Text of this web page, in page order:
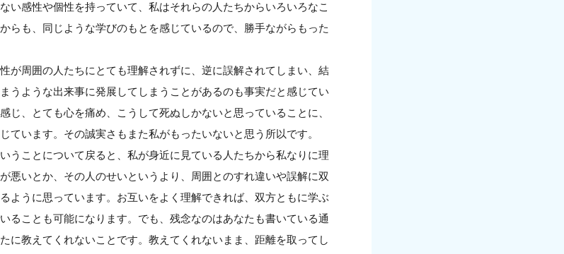
い感性や個性を持っていて、私はそれらの人たちからいろいろなこ
らも、同じような学びのもとを感じているので、勝手ながらもった
が周囲の人たちにとても理解されずに、逆に誤解されてしまい、結
うような出来事に発展してしまうことがあるのも事実だと感じてい
じ、とても心を痛め、こうして死ぬしかないと思っていることに、
ています。その誠実さもまた私がもったいないと思う所以です。
うことについて戻ると、私が身近に見ている人たちから私なりに理
悪いとか、その人のせいというより、周囲とのすれ違いや誤解に双
ように思っています。お互いをよく理解できれば、双方ともに学ぶ
ることも可能になります。でも、残念なのはあなたも書いている通
に教えてくれないことです。教えてくれないまま、距離を取ってし